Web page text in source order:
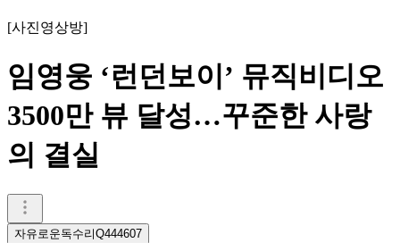
[사진영상방]
임영웅 ‘런던보이’ 뮤직비디오
3500만 뷰 달성…꾸준한 사랑
의 결실
자유로운독수리Q444607